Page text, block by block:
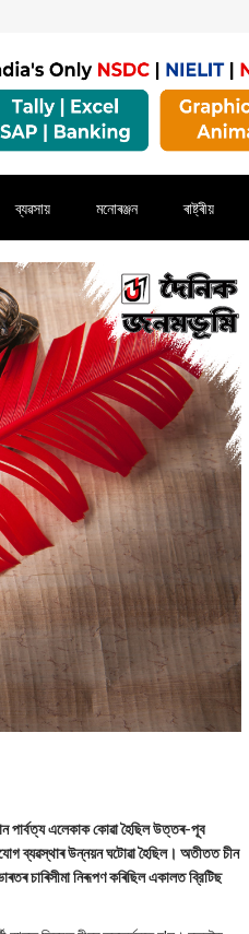
ব্যৱসায় মনোৰঞ্জন ৰাষ্ট্ৰীয়
পার্বত্য এলেকাক কোৱা হৈছিল উত্তৰ-পূব
ব্যৱস্থাৰ উন্নয়ন ঘটোৱা হৈছিল। অতীতত চীন
চাৰিসীমা নিৰূপণ কৰিছিল একালত ব্রিটিছ